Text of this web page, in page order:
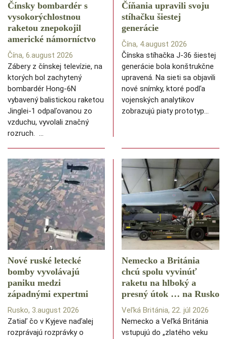
Čínsky bombardér s
vysokorýchlostnou
raketou znepokojil
americké námorníctvo
Čína, 6.august 2026
Zábery z čínskej televízie, na
ktorých bol zachytený
bombardér Hong-6N
vybavený balistickou raketou
Jinglei-1 odpaľovanou zo
vzduchu, vyvolali značný
rozruch. …
Číňania upravili svoju
stíhačku šiestej
generácie
Čína, 4.august 2026
Čínska stíhačka J-36 šiestej
generácie bola konštrukčne
upravená. Na sieti sa objavili
nové snímky, ktoré podľa
vojenských analytikov
zobrazujú piaty prototyp…
Nové ruské letecké
bomby vyvolávajú
paniku medzi
západnými expertmi
Rusko, 3.august 2026
Zatiaľ čo v Kyjeve naďalej
rozprávajú rozprávky o
Nemecko a Británia
chcú spolu vyvinúť
raketu na hlboký a
presný útok … na Rusko
Veľká Británia, 22. júl 2026
Nemecko a Veľká Británia
vstupujú do „zlatého veku